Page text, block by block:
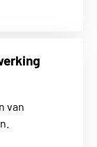
van